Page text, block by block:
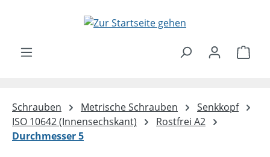
Zum Hauptinhalt springen
Schrauben Metrische Schrauben
Senkkopf
ISO 10642 (Innensechskant)
Rostfrei A2
Durchmesser 5